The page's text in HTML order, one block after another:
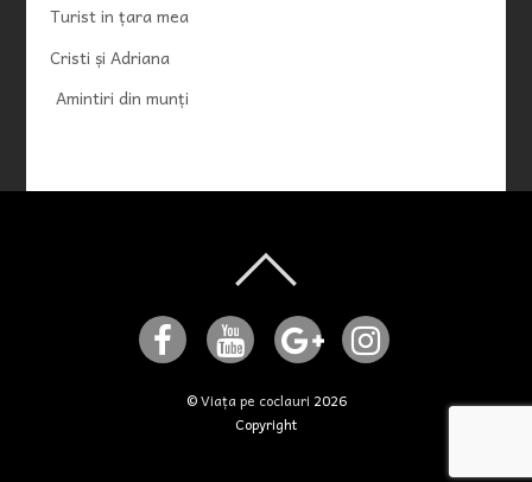
Turist in țara mea
Cristi și Adriana
Amintiri din munți
©Viața pe coclauri 2026
Copyright